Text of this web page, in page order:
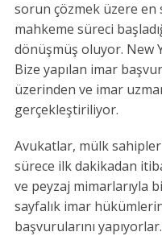
sorun çözmek üzere en
mahkeme süreci
dönüşmüş oluyor. New
Bize yapılan imar
üzerinden ve imar
gerçekleştiriliyor.
Avukatlar, mülk
sürece ilk dakikadan
ve peyzaj mimarlarıyla
sayfalık imar
başvurularını